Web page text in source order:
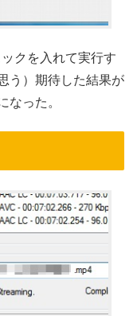
クを入れて実行す
う）期待した結果が
なった。